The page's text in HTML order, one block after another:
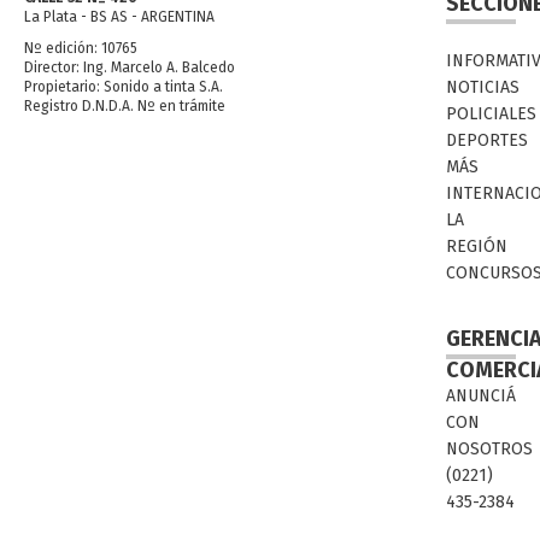
La Plata - BS AS - ARGENTINA
Nº edición: 10765
Director: Ing. Marcelo A. Balcedo
Propietario: Sonido a tinta S.A.
Registro D.N.D.A. Nº en trámite
NOTICIAS
POLICIALES
DEPORTES
MÁS
LA
REGIÓN
ANUNCIÁ
CON
NOSOTROS
(0221)
435-2384